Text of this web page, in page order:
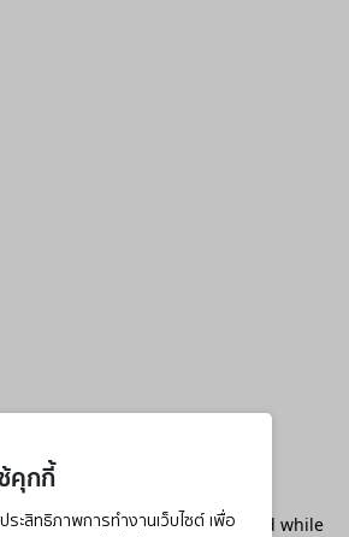
ช้คุกกี้
ะสิทธิภาพการทำงานเว็บไซต์ เพื่อ
-side exception has occurred while